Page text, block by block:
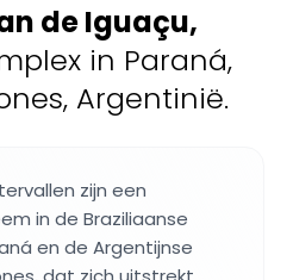
de Iguaçu,
in Paraná,
Argentinië.
zijn een
in de Braziliaanse
en de Argentijnse